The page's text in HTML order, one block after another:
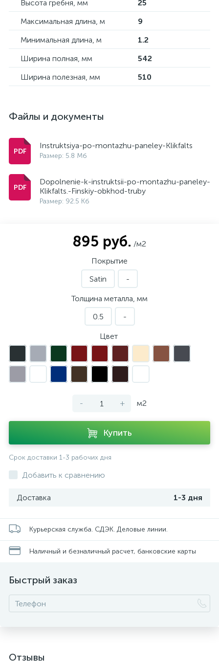
Высота гребня, мм
25
Максимальная длина, м
9
Минимальная длина, м
1.2
Ширина полная, мм
542
Ширина полезная, мм
510
Файлы и документы
Instruktsiya-po-montazhu-paneley-Klikfalts
Размер: 5.8 Мб
Dopolnenie-k-instruktsii-po-montazhu-paneley-
Klikfalts.-Finskiy-obkhod-truby
Размер: 92.5 Кб
895 руб. /м2
Покрытие
Satin
-
Толщина металла, мм
0.5
-
Цвет
- + м2
Купить
Срок доставки 1-3 рабочих дня
Добавить к сравнению
Доставка 1-3 дня
Курьерская служба. СДЭК. Деловые линии.
Наличный и безналичный расчет, банковские карты
Быстрый заказ
Отзывы